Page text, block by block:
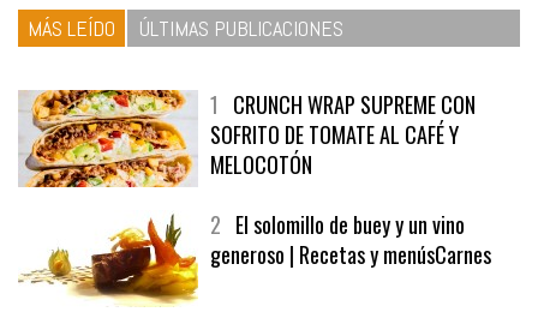
1CRUNCH WRAP SUPREME CON
SOFRITO DE TOMATE AL CAFÉ Y
MELOCOTÓN
2El solomillo de buey y un vino